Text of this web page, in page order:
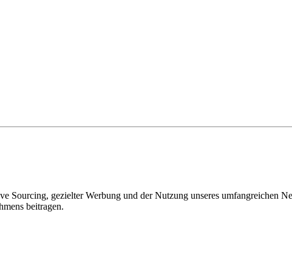
Sourcing, gezielter Werbung und der Nutzung unseres umfangreichen
beitragen.